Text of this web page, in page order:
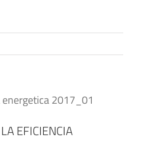
EFICIENCIA